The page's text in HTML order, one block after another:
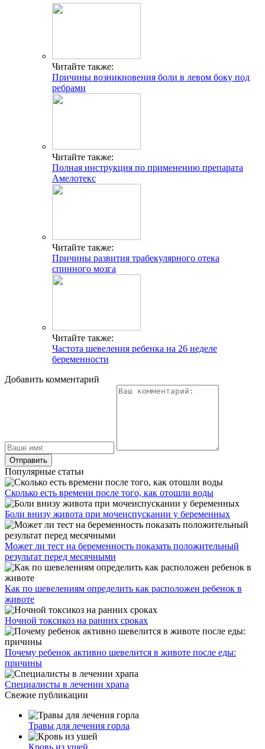
Читайте также:
Причины возникновения боли в левом боку под
ребрами
Читайте также:
Полная инструкция по применению препарата
Амелотекс
Читайте также:
Причины развития трабекулярного отека
спинного мозга
Читайте также:
Частота шевеления ребенка на 26 неделе
беременности
Добавить комментарий
Популярные статьи
Сколько есть времени после того, как отошли воды
Боли внизу живота при мочеиспускании у беременных
Может ли тест на беременность показать положительный
результат перед месячными
Как по шевелениям определить как расположен ребенок в
животе
Ночной токсикоз на ранних сроках
Почему ребенок активно шевелится в животе после еды:
причины
Специалисты в лечении храпа
Свежие публикации
Травы для лечения горла
Кровь из ушей